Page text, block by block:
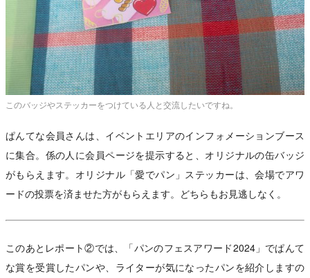
このバッジやステッカーをつけている人と交流したいですね。
ぱんてな会員さんは、イベントエリアのインフォメーションブース
に集合。係の人に会員ページを提示すると、オリジナルの缶バッジ
がもらえます。オリジナル「愛でパン」ステッカーは、会場でアワ
ードの投票を済ませた方がもらえます。どちらもお見逃しなく。
このあとレポート②では、「パンのフェスアワード2024」でぱんて
な賞を受賞したパンや、ライターが気になったパンを紹介しますの